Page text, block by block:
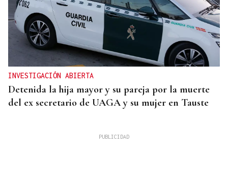
INVESTIGACIÓN ABIERTA
Detenida la hija mayor y su pareja por la muerte
del ex secretario de UAGA y su mujer en Tauste